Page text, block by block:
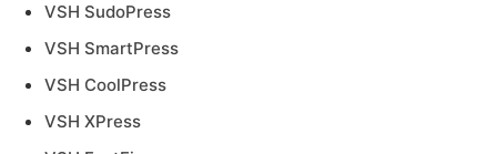
VSH SudoPress
VSH SmartPress
VSH CoolPress
VSH XPress